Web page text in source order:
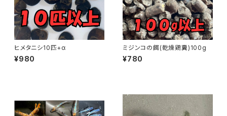
ヒメタニシ10匹+α
¥980
ミジンコの餌(乾燥鶏糞)100g
¥780